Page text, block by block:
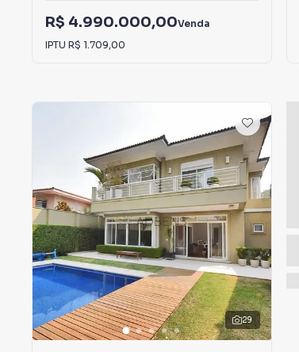
R$ 4.990.000,00Venda
IPTU R$ 1.709,00
29